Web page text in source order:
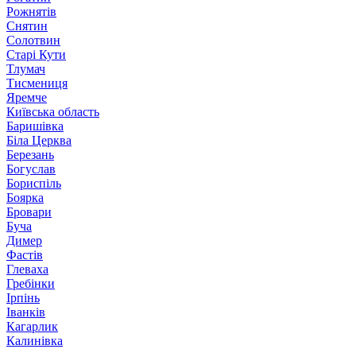
Рожнятів
Снятин
Солотвин
Старі Кути
Тлумач
Тисмениця
Яремче
Київська область
Баришівка
Біла Церква
Березань
Богуслав
Бориспіль
Боярка
Бровари
Буча
Димер
Фастів
Глеваха
Гребінки
Ірпінь
Іванків
Кагарлик
Калинівка